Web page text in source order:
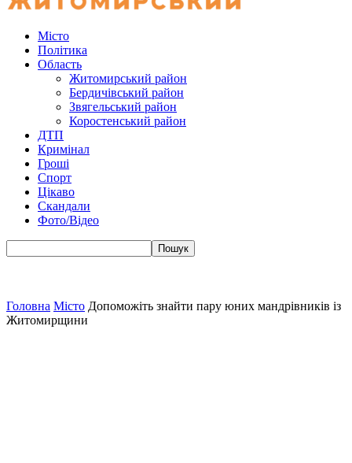
Місто
Політика
Область
Житомирський район
Бердичівський район
Звягельський район
Коростенський район
ДТП
Кримінал
Гроші
Спорт
Цікаво
Скандали
Фото/Відео
Головна Місто Допоможіть знайти пару юних мандрівників із
Житомирщини